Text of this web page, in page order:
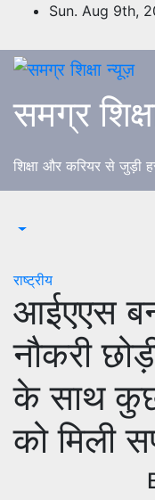
content
Sun. Aug 9th,
समग्र
शिक्षा और करियर से जुड़ी
राष्ट्रीय
आईएएस
नौकरी
के साथ
को मिली